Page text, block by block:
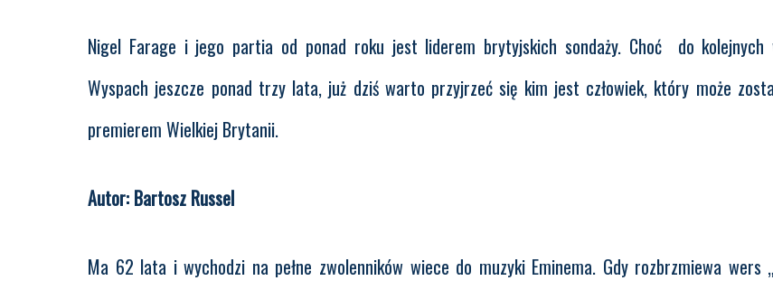
Nigel Farage i jego partia od ponad roku jest liderem brytyjskich sondaży. Choć do kolejnych
Wyspach jeszcze ponad trzy lata, już dziś warto przyjrzeć się kim jest człowiek, który może
premierem Wielkiej Brytanii.
Autor: Bartosz Russel
Ma 62 lata i wychodzi na pełne zwolenników wiece do muzyki Eminema. Gdy rozbrzmiewa wers „